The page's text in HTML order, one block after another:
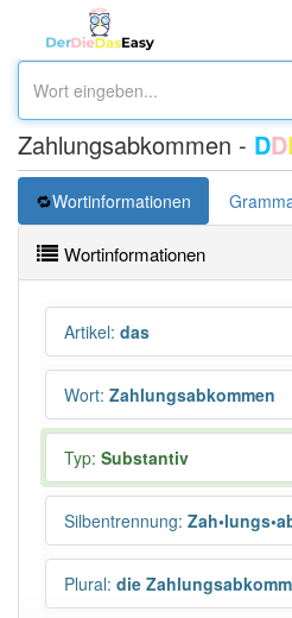
Zahlungsabkommen - DD
Wortinformationen
Wortinformationen
Artikel: das
Wort: Zahlungsabkommen
Typ: Substantiv
Silbentrennung:
Plural: die